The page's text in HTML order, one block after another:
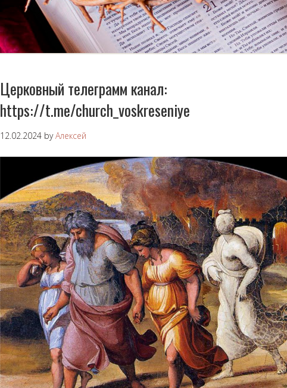
Церковный телеграмм канал:
https://t.me/church_voskreseniye
12.02.2024 byАлексей